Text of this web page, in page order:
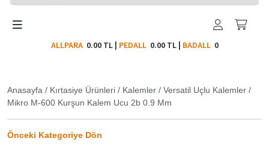
ALLPARA 0.00 TL| PEDALL 0.00 TL| BADALL0
Anasayfa / Kırtasiye Ürünleri / Kalemler / Versatil Uçlu Kalemler /
Mikro M-600 Kurşun Kalem Ucu 2b 0.9 Mm
Önceki Kategoriye Dön